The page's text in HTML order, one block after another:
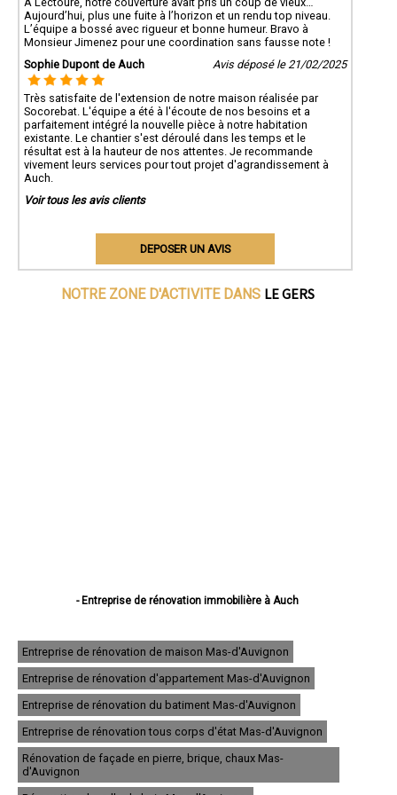
Aujourd’hui, plus une fuite à l’horizon et un rendu top niveau.
L’équipe a bossé avec rigueur et bonne humeur. Bravo à
Monsieur Jimenez pour une coordination sans fausse note !
Sophie Dupont de Auch
Avis déposé le 21/02/2025
Très satisfaite de l'extension de notre maison réalisée par
Socorebat. L'équipe a été à l'écoute de nos besoins et a
parfaitement intégré la nouvelle pièce à notre habitation
existante. Le chantier s'est déroulé dans les temps et le
résultat est à la hauteur de nos attentes. Je recommande
vivement leurs services pour tout projet d'agrandissement à
Auch.
Voir tous les avis clients
DEPOSER UN AVIS
NOTRE ZONE D'ACTIVITE DANS LE GERS
- Entreprise de rénovation immobilière à Auch
- Entreprise de rénovation immobilière à Fleurance
- Entreprise de rénovation immobilière à Eauze
- Entreprise de rénovation immobilière à Mirande
- Entreprise de rénovation immobilière à Lectoure
- Entreprise de rénovation immobilière à Vic-Fezensac
- Entreprise de rénovation immobilière à Gimont
- Entreprise de rénovation immobilière à Pavie
- Entreprise de rénovation immobilière à Samatan
- Entreprise de rénovation immobilière à Nogaro
- Entreprise de rénovation immobilière à Lombez
Entreprise de rénovation de maison Mas-d'Auvignon
Entreprise de rénovation d'appartement Mas-d'Auvignon
Entreprise de rénovation du batiment Mas-d'Auvignon
Entreprise de rénovation tous corps d'état Mas-d'Auvignon
Rénovation de façade en pierre, brique, chaux Mas-
d'Auvignon